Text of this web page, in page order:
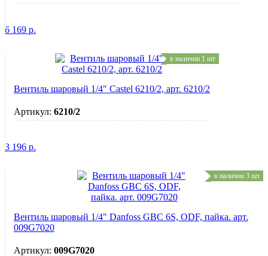
6 169 р.
в наличии 1 шт
Вентиль шаровый 1/4" Castel 6210/2, арт. 6210/2
Артикул: 6210/2
3 196 р.
в наличии 3 шт
Вентиль шаровый 1/4" Danfoss GBC 6S, ODF, пайка. арт.
009G7020
Артикул: 009G7020